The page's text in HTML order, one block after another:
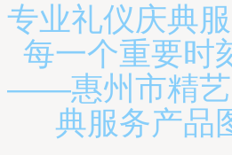
专业礼仪庆典
每一个重要时
——惠州市精艺
典服务产品